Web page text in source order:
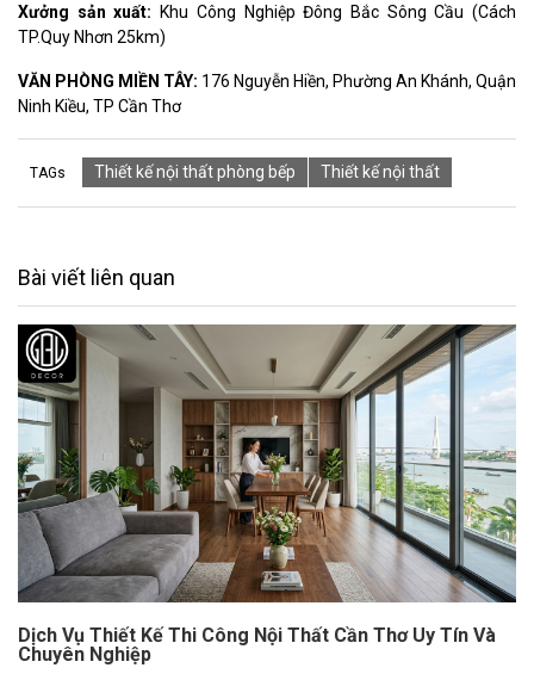
Xưởng sản xuất: Khu Công Nghiệp Đông Bắc Sông Cầu (Cách
TP.Quy Nhơn 25km)
VĂN PHÒNG MIỀN TÂY: 176 Nguyễn Hiền, Phường An Khánh, Quận
Ninh Kiều, TP Cần Thơ
TAGs Thiết kế nội thất phòng bếp Thiết kế nội thất
Bài viết liên quan
Dịch Vụ Thiết Kế Thi Công Nội Thất Cần Thơ Uy Tín Và
Chuyên Nghiệp